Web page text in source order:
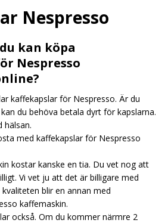
Nespresso
kan köpa
Nespresso
kaffekapslar för Nespresso. Är du
du behöva betala dyrt för kapslarna.
hälsan.
med kaffekapslar för Nespresso
kostar kanske en tia. Du vet nog att
Vi vet ju att det är billigare med
blir en annan med
kaffemaskin.
också. Om du kommer närmre 2